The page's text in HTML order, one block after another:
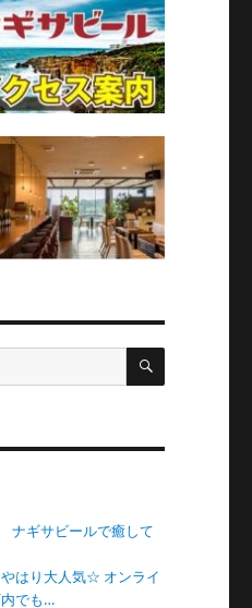
検
ギサビールで癒して
やはり大人気☆ オンライ
でも…